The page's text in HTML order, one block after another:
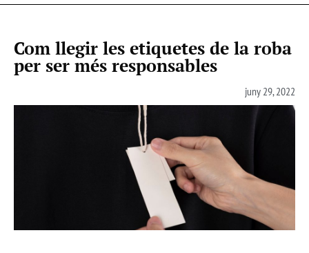
Com llegir les etiquetes de la roba
per ser més responsables
juny 29, 2022